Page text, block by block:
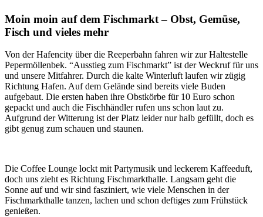
Moin moin auf dem Fischmarkt – Obst, Gemüse,
Fisch und vieles mehr
Von der Hafencity über die Reeperbahn fahren wir zur Haltestelle
Pepermöllenbek. “Ausstieg zum Fischmarkt” ist der Weckruf für uns
und unsere Mitfahrer. Durch die kalte Winterluft laufen wir zügig
Richtung Hafen. Auf dem Gelände sind bereits viele Buden
aufgebaut. Die ersten haben ihre Obstkörbe für 10 Euro schon
gepackt und auch die Fischhändler rufen uns schon laut zu.
Aufgrund der Witterung ist der Platz leider nur halb gefüllt, doch es
gibt genug zum schauen und staunen.
Die Coffee Lounge lockt mit Partymusik und leckerem Kaffeeduft,
doch uns zieht es Richtung Fischmarkthalle. Langsam geht die
Sonne auf und wir sind fasziniert, wie viele Menschen in der
Fischmarkthalle tanzen, lachen und schon deftiges zum Frühstück
genießen.